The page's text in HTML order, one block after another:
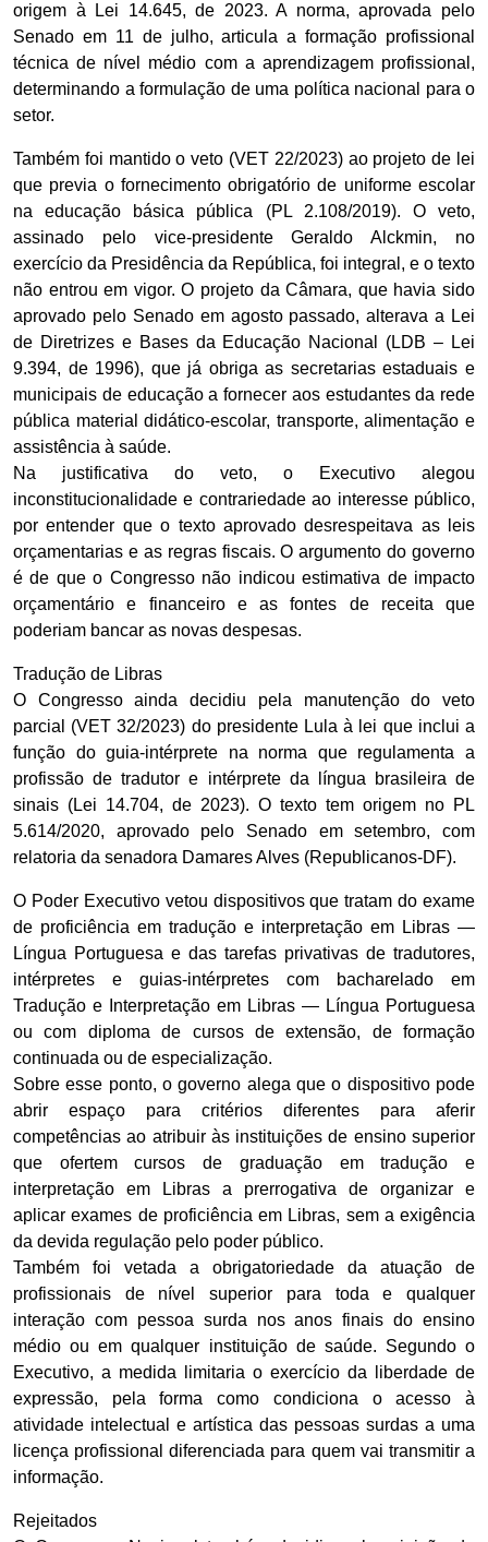
origem à Lei 14.645, de 2023. A norma, aprovada pelo
Senado em 11 de julho, articula a formação profissional
técnica de nível médio com a aprendizagem profissional,
determinando a formulação de uma política nacional para o
setor.
Também foi mantido o veto (VET 22/2023) ao projeto de lei
que previa o fornecimento obrigatório de uniforme escolar
na educação básica pública (PL 2.108/2019). O veto,
assinado pelo vice-presidente Geraldo Alckmin, no
exercício da Presidência da República, foi integral, e o texto
não entrou em vigor. O projeto da Câmara, que havia sido
aprovado pelo Senado em agosto passado, alterava a Lei
de Diretrizes e Bases da Educação Nacional (LDB – Lei
9.394, de 1996), que já obriga as secretarias estaduais e
municipais de educação a fornecer aos estudantes da rede
pública material didático-escolar, transporte, alimentação e
assistência à saúde.
Na justificativa do veto, o Executivo alegou
inconstitucionalidade e contrariedade ao interesse público,
por entender que o texto aprovado desrespeitava as leis
orçamentarias e as regras fiscais. O argumento do governo
é de que o Congresso não indicou estimativa de impacto
orçamentário e financeiro e as fontes de receita que
poderiam bancar as novas despesas.
Tradução de Libras
O Congresso ainda decidiu pela manutenção do veto
parcial (VET 32/2023) do presidente Lula à lei que inclui a
função do guia-intérprete na norma que regulamenta a
profissão de tradutor e intérprete da língua brasileira de
sinais (Lei 14.704, de 2023). O texto tem origem no PL
5.614/2020, aprovado pelo Senado em setembro, com
relatoria da senadora Damares Alves (Republicanos-DF).
O Poder Executivo vetou dispositivos que tratam do exame
de proficiência em tradução e interpretação em Libras —
Língua Portuguesa e das tarefas privativas de tradutores,
intérpretes e guias-intérpretes com bacharelado em
Tradução e Interpretação em Libras — Língua Portuguesa
ou com diploma de cursos de extensão, de formação
continuada ou de especialização.
Sobre esse ponto, o governo alega que o dispositivo pode
abrir espaço para critérios diferentes para aferir
competências ao atribuir às instituições de ensino superior
que ofertem cursos de graduação em tradução e
interpretação em Libras a prerrogativa de organizar e
aplicar exames de proficiência em Libras, sem a exigência
da devida regulação pelo poder público.
Também foi vetada a obrigatoriedade da atuação de
profissionais de nível superior para toda e qualquer
interação com pessoa surda nos anos finais do ensino
médio ou em qualquer instituição de saúde. Segundo o
Executivo, a medida limitaria o exercício da liberdade de
expressão, pela forma como condiciona o acesso à
atividade intelectual e artística das pessoas surdas a uma
licença profissional diferenciada para quem vai transmitir a
informação.
Rejeitados